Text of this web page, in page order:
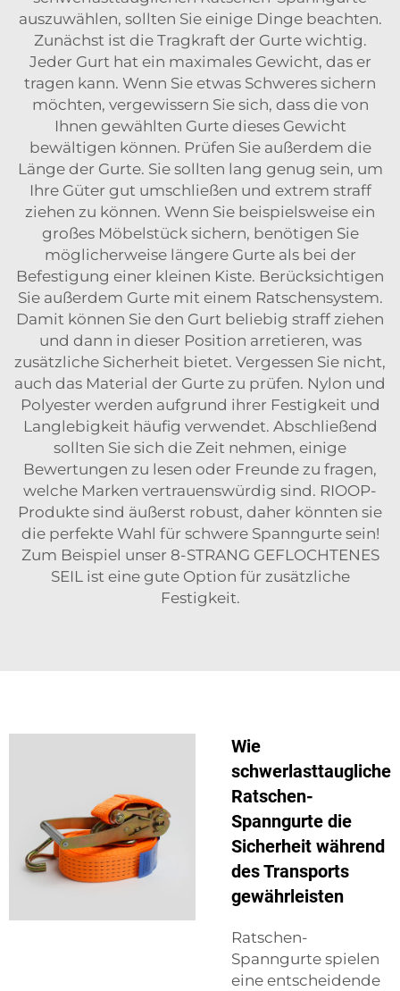
auszuwählen, sollten Sie einige Dinge beachten.
Zunächst ist die Tragkraft der Gurte wichtig.
Jeder Gurt hat ein maximales Gewicht, das er
tragen kann. Wenn Sie etwas Schweres sichern
möchten, vergewissern Sie sich, dass die von
Ihnen gewählten Gurte dieses Gewicht
bewältigen können. Prüfen Sie außerdem die
Länge der Gurte. Sie sollten lang genug sein, um
Ihre Güter gut umschließen und extrem straff
ziehen zu können. Wenn Sie beispielsweise ein
großes Möbelstück sichern, benötigen Sie
möglicherweise längere Gurte als bei der
Befestigung einer kleinen Kiste. Berücksichtigen
Sie außerdem Gurte mit einem Ratschensystem.
Damit können Sie den Gurt beliebig straff ziehen
und dann in dieser Position arretieren, was
zusätzliche Sicherheit bietet. Vergessen Sie nicht,
auch das Material der Gurte zu prüfen. Nylon und
Polyester werden aufgrund ihrer Festigkeit und
Langlebigkeit häufig verwendet. Abschließend
sollten Sie sich die Zeit nehmen, einige
Bewertungen zu lesen oder Freunde zu fragen,
welche Marken vertrauenswürdig sind. RIOOP-
Produkte sind äußerst robust, daher könnten sie
die perfekte Wahl für schwere Spanngurte sein!
Zum Beispiel unser 8-STRANG GEFLOCHTENES
SEIL ist eine gute Option für zusätzliche
Festigkeit.
Wie
schwerlasttaugliche
Ratschen-
Spanngurte die
Sicherheit während
des Transports
gewährleisten
Ratschen-
Spanngurte spielen
eine entscheidende